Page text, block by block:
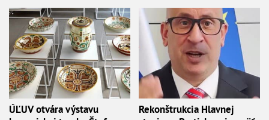
ÚĽUV otvára výstavu
Rekonštrukcia Hlavnej